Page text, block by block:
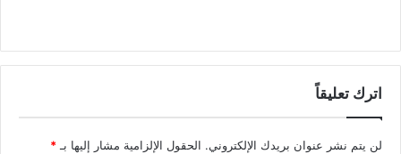
اترك تعليقاً
لن يتم نشر عنوان بريدك الإلكتروني. الحقول الإلزامية مشار إليها بـ *